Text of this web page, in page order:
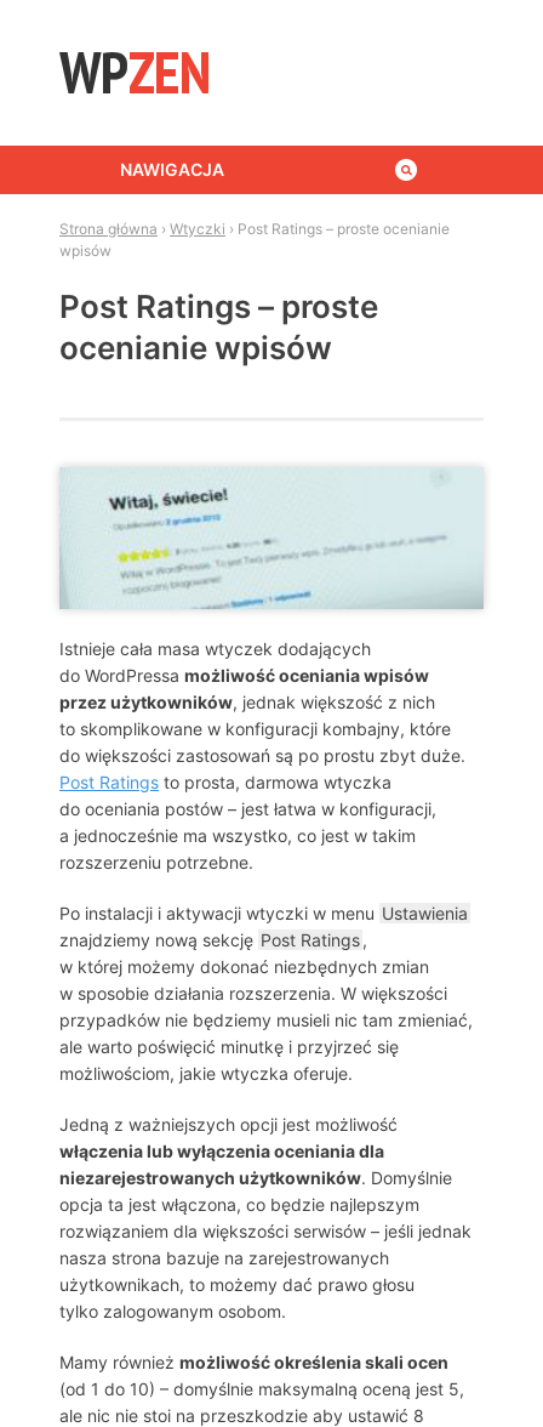
NAWIGACJA
Strona główna › Wtyczki › Post Ratings – proste ocenianie
wpisów
Post Ratings – proste
ocenianie wpisów
Istnieje cała masa wtyczek dodających
do WordPressa możliwość oceniania wpisów
przez użytkowników, jednak większość z nich
to skomplikowane w konfiguracji kombajny, które
do większości zastosowań są po prostu zbyt duże.
Post Ratings to prosta, darmowa wtyczka
do oceniania postów – jest łatwa w konfiguracji,
a jednocześnie ma wszystko, co jest w takim
rozszerzeniu potrzebne.
Po instalacji i aktywacji wtyczki w menu Ustawienia
znajdziemy nową sekcję Post Ratings,
w której możemy dokonać niezbędnych zmian
w sposobie działania rozszerzenia. W większości
przypadków nie będziemy musieli nic tam zmieniać,
ale warto poświęcić minutkę i przyjrzeć się
możliwościom, jakie wtyczka oferuje.
Jedną z ważniejszych opcji jest możliwość
włączenia lub wyłączenia oceniania dla
niezarejestrowanych użytkowników. Domyślnie
opcja ta jest włączona, co będzie najlepszym
rozwiązaniem dla większości serwisów – jeśli jednak
nasza strona bazuje na zarejestrowanych
użytkownikach, to możemy dać prawo głosu
tylko zalogowanym osobom.
Mamy również możliwość określenia skali ocen
(od 1 do 10) – domyślnie maksymalną oceną jest 5,
ale nic nie stoi na przeszkodzie aby ustawić 8